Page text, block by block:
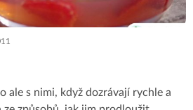
11
ale s nimi, když dozrávají rychle a